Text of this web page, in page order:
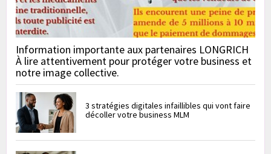
Information importante aux partenaires LONGRICH
À lire attentivement pour protéger votre business et
notre image collective.
3 stratégies digitales infaillibles qui vont faire
décoller votre business MLM